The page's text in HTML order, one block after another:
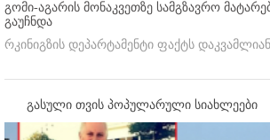
გომი-აგარის მონაკვეთზე სამგზავრო
გაუჩნდა
რკინიგზის დეპარტამენტი ფაქტს
გასული თვის პოპულარული სიახლეები